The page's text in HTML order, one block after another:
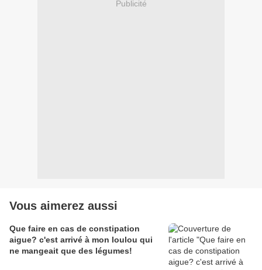
Publicité
Vous aimerez aussi
Que faire en cas de constipation
aigue? c'est arrivé à mon loulou qui
ne mangeait que des légumes!